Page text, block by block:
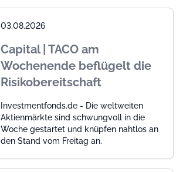
03.08.2026
Capital | TACO am
Wochenende beflügelt die
Risikobereitschaft
Investmentfonds.de - Die weltweiten
Aktienmärkte sind schwungvoll in die
Woche gestartet und knüpfen nahtlos an
den Stand vom Freitag an.